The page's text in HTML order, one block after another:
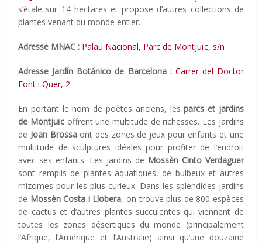
s’étale sur 14 hectares et propose d’autres collections de
plantes venant du monde entier.
Adresse MNAC : Palau Nacional, Parc de Montjuïc, s/n
Adresse Jardín Botánico de Barcelona : Carrer del Doctor
Font i Quer, 2
En portant le nom de poètes anciens, lesparcs et jardins
de Montjuïcoffrent une multitude de richesses. Les jardins
de Joan Brossaont des zones de jeux pour enfants et une
multitude de sculptures idéales pour profiter de l’endroit
avec ses enfants. Les jardins de Mossèn Cinto Verdaguer
sont remplis de plantes aquatiques, de bulbeux et autres
rhizomes pour les plus curieux. Dans les splendides jardins
de Mossèn Costa i Llobera, on trouve plus de 800 espèces
de cactus et d’autres plantes succulentes qui viennent de
toutes les zones désertiques du monde (principalement
l’Afrique, l’Amérique et l’Australie) ainsi qu’une douzaine